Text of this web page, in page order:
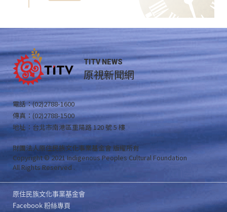
TITV NEWS
原視新聞網
電話：(02)2788-1600
傳真：(02)2788-1500
地址：台北市南港區重陽路 120 號 5 樓
財團法人原住民族文化事業基金會 版權所有
Copyright © 2021 Indigenous Peoples Cultural Foundation
All Rights Reserved .
原住民族文化事業基金會
Facebook 粉絲專頁